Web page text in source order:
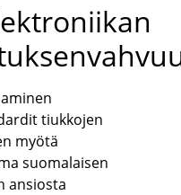
tiukkojen
myötä
suomalaisen
ansiosta